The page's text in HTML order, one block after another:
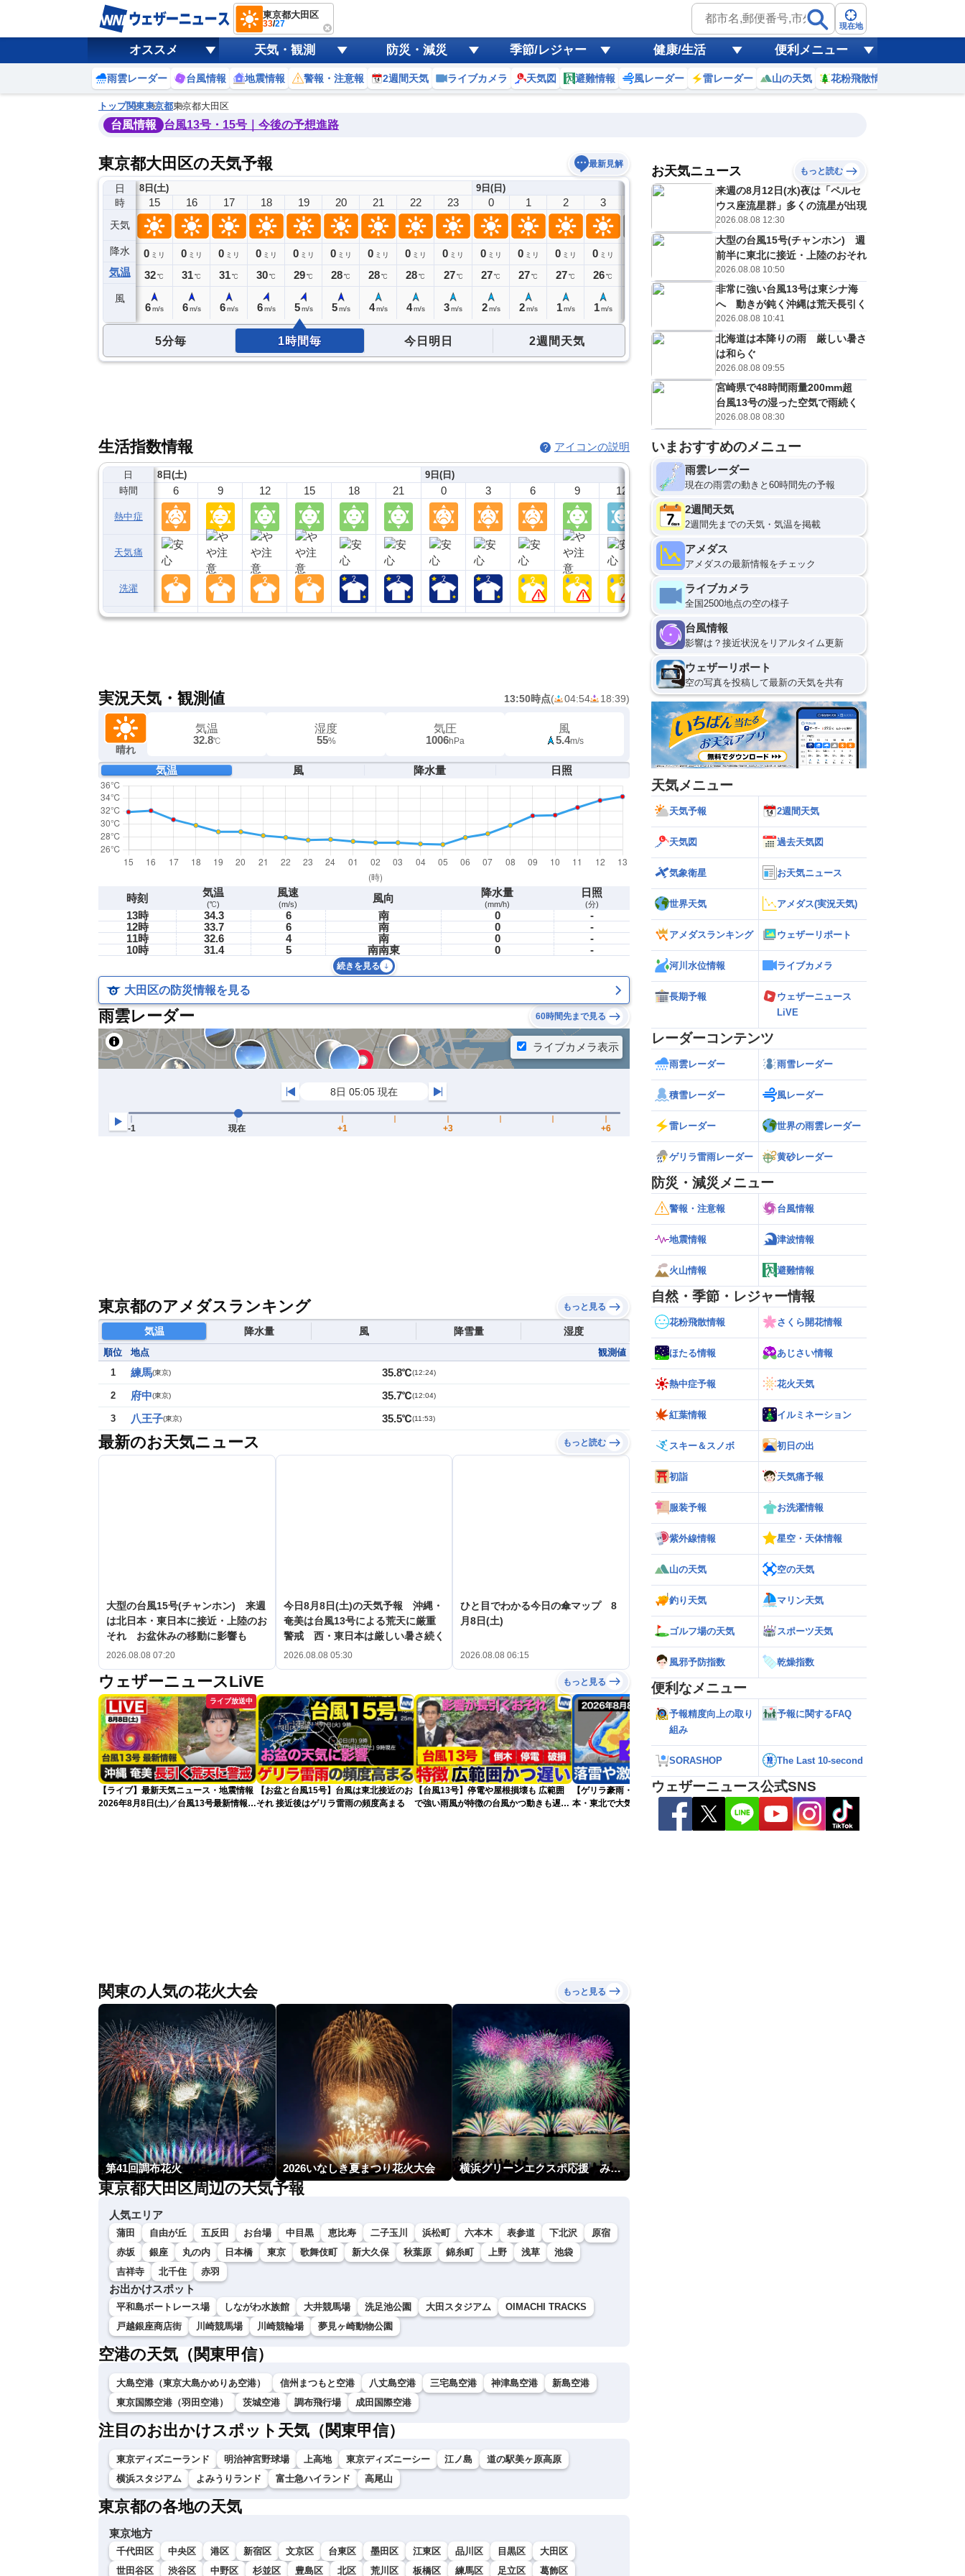
東京都大田区
33/27 現在地
オススメ 天気・観測 防災・減災 季節/レジャー 健康/生活 便利メニュー
雨雲レーダー 台風情報 地震情報 警報・注意報 2週間天気 ライブカメラ 天気図 避難情報 風レーダー 雷レーダー 山の天気 花粉飛散情報
トップ関東東京都東京都大田区
台風情報 台風13号・15号｜今後の予想進路
東京都大田区の天気予報 最新見解
日
時
天気
降水
気温
風
8日(土)
14
0ミリ
33℃
15
0 ミリ
32℃
6 m/s
16
0 ミリ
31℃
6 m/s
17
0 ミリ
31℃
6 m/s
18
0 ミリ
30℃
6 m/s
19
0 ミリ
29℃
5 m/s
20
0 ミリ
28℃
5 m/s
21
0 ミリ
28℃
4 m/s
22
0 ミリ
28℃
4 m/s
23
0 ミリ
27 ℃
3m/s
9日(日)
0
0 ミリ
27℃
2 m/s
1
0 ミリ
27℃
2 m/s
2
0 ミリ
27℃
1 m/s
3
0 ミリ
26℃
1 m/s
6
ミリ
26
m/s
7
0ミリ
27
2m/s
8
0ミリ
28
2 m/s
9
0ミリ
3m/s
10
0ミリ
3m/s
5分毎 1時間毎 今日明日 2週間天気
生活指数情報 アイコンの説明
日
時間
熱中症
天気痛
洗濯
8日(土)
6 9 12 15 18 21
9日(日)
0 3 6 9 12
実況天気・観測値 13:50時点( 04:54 18:39)
晴れ
気温
32.8℃
湿度
55%
気圧
1006hPa
風
5.4m/s
気温 風 降水量 日照
時刻 気温
(℃)
風速
(m/s) 風向 降水量
(mm/h)
日照
(分)
13時 34.3 6 南 0
-
12時
33.7 6 南 0
-
11時
32.6 4 南 0
-
10時
31.4 5 南南東 0 -
続きを見る
大田区の防災情報を見る
雨雲レーダー 60時間先まで見る
東京都のアメダスランキング もっと見る
気温 降水量 風 降雪量 湿度
順位 地点
観測値
1
練馬(東京) 35.8℃(12:24)
2 府中(東京) 35.7℃(12:04)
3 八王子(東京) 35.5℃(11:53)
最新のお天気ニュース もっと読む
大型の台風15号(チャンホン) 来週
は北日本・東日本に接近・上陸のお
それ お盆休みの移動に影響も
2026.08.08 07:20
今日8月8日(土)の天気予報 沖縄・
奄美は台風13号による荒天に厳重
警戒 西・東日本は厳しい暑さ続く
2026.08.08 05:30
ひと目でわかる今日の傘マップ 8
月8日(土)
2026.08.08 06:15
ウェザーニュースLiVE もっと見る
ライブ放送中
【ライブ】最新天気ニュース・地震情報
2026年8月8日(土)／台風13号最新情報
【お盆と台風15号】台風は東北接近のお
それ 接近後はゲリラ雷雨の頻度高まる
【台風13号】停電や屋根損壊も 広範囲
で強い雨風が特徴の台風かつ動きも遅く
【ゲリラ豪雨・落雷警戒】午後は東日
本・東北で大気の状態が非常に不安定に
【台風13号 2026】台風離れてもスパイ
ラルバンドによる大雨警戒（8日6時情
報）
関東の人気の花火大会 もっと見る
第41回調布花火 2026いなしき夏まつり花火大会 横浜グリーンエクスポ応援 みなとみらいフェスティバル「スカイシンフォニーinヨコハマ presented byコロワイド」
東京都大田区周辺の天気予報
人気エリア
蒲田 自由が丘 五反田 お台場 中目黒 恵比寿 二子玉川 浜松町 六本木 表参道 下北沢
原宿
赤坂
銀座 丸の内 日本橋 東京 歌舞伎町 新大久保 秋葉原 錦糸町 上野 浅草
池袋
吉祥寺
北千住 赤羽
お出かけスポット
平和島ボートレース場 しながわ水族館 大井競馬場 洗足池公園 大田スタジアム
OIMACHI TRACKS
戸越銀座商店街
川崎競馬場 川崎競輪場 夢見ヶ崎動物公園
空港の天気（関東甲信）
大島空港（東京大島かめりあ空港） 信州まつもと空港 八丈島空港 三宅島空港 神津島空港
新島空港
東京国際空港（羽田空港）
茨城空港 調布飛行場 成田国際空港
注目のお出かけスポット天気（関東甲信）
東京ディズニーランド 明治神宮野球場 上高地 東京ディズニーシー 江ノ島
道の駅美ヶ原高原
横浜スタジアム
よみうりランド 富士急ハイランド 高尾山
東京都の各地の天気
東京地方
千代田区 中央区 港区 新宿区 文京区 台東区 墨田区 江東区 品川区 目黒区
大田区
世田谷区
渋谷区 中野区 杉並区 豊島区 北区 荒川区 板橋区 練馬区 足立区 葛飾区
お天気ニュース もっと読む
来週の8月12日(水)夜は「ペルセ
ウス座流星群」多くの流星が出現
2026.08.08 12:30
大型の台風15号(チャンホン) 週
前半に東北に接近・上陸のおそれ
2026.08.08 10:50
非常に強い台風13号は東シナ海
へ 動きが鈍く沖縄は荒天長引く
2026.08.08 10:41
北海道は本降りの雨 厳しい暑さ
は和らぐ
2026.08.08 09:55
宮崎県で48時間雨量200mm超
台風13号の湿った空気で雨続く
2026.08.08 08:30
いまおすすめのメニュー
雨雲レーダー
現在の雨雲の動きと60時間先の予報
2週間天気
2週間先までの天気・気温を掲載
アメダス
アメダスの最新情報をチェック
ライブカメラ
全国2500地点の空の様子
台風情報
影響は？接近状況をリアルタイム更新
ウェザーリポート
空の写真を投稿して最新の天気を共有
天気メニュー
天気予報 2週間天気
天気図 過去天気図
気象衛星 お天気ニュース
世界天気 アメダス(実況天気)
アメダスランキング ウェザーリポート
河川水位情報 ライブカメラ
長期予報
ウェザーニュース
LiVE
レーダーコンテンツ
雨雲レーダー 雨雪レーダー
積雪レーダー 風レーダー
雷レーダー 世界の雨雲レーダー
ゲリラ雷雨レーダー 黄砂レーダー
防災・減災メニュー
警報・注意報 台風情報
地震情報 津波情報
火山情報 避難情報
自然・季節・レジャー情報
花粉飛散情報 さくら開花情報
ほたる情報 あじさい情報
熱中症予報 花火天気
紅葉情報 イルミネーション
スキー＆スノボ 初日の出
初詣 天気痛予報
服装予報 お洗濯情報
紫外線情報 星空・天体情報
山の天気 空の天気
釣り天気 マリン天気
ゴルフ場の天気 スポーツ天気
風邪予防指数 乾燥指数
便利なメニュー
予報精度向上の取り
組み
予報に関するFAQ
SORASHOP The Last 10-second
ウェザーニュース公式SNS